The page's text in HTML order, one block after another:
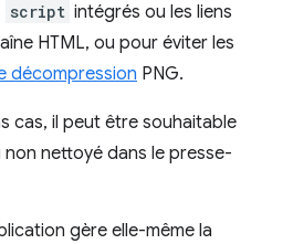
script intégrés ou les liens
HTML, ou pour éviter les
décompression PNG.
cas, il peut être souhaitable
nettoyé dans le presse-
gère elle-même la